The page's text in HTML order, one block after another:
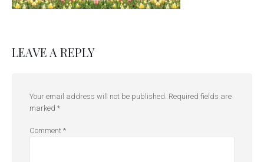
LEAVE A REPLY
Your email address will not be published. Required fields are
marked *
Comment *